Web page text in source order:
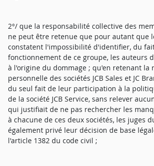
2°/ que la responsabilité collective des
ne peut être retenue que pour autant que
constatent l'impossibilité d'identifier, du
fonctionnement de ce groupe, les auteurs
à l'origine du dommage ; qu'en retenant la
personnelle des sociétés JCB Sales et JC
du seul fait de leur participation à la
de la société JCB Service, sans relever
qui justifiait de ne pas rechercher les
à chacune de ces deux sociétés, les juges
également privé leur décision de base
l'article 1382 du code civil ;